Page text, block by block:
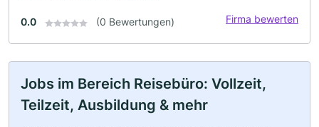
0.0 (0 Bewertungen) Firma bewerten
Jobs im Bereich Reisebüro: Vollzeit,
Teilzeit, Ausbildung & mehr